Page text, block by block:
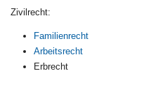
Zivilrecht:
Familienrecht
Arbeitsrecht
Erbrecht